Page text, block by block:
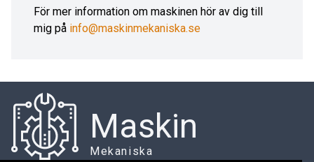
För mer information om maskinen hör av dig till
mig på info@maskinmekaniska.se
Maskin
Mekaniska